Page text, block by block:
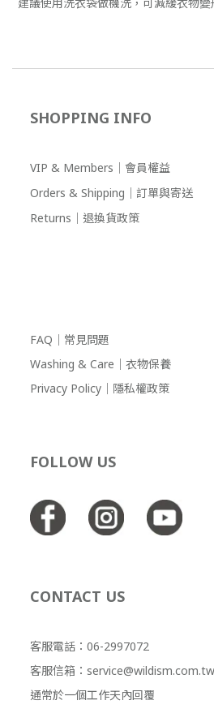
建議使用洗衣袋做機洗，可減緩衣物
SHOPPING INFO
VIP & Members｜會員權益
Orders & Shipping｜訂單與寄送
Returns｜退換貨政策
FAQ｜常見問題
Washing & Care｜衣物保養
Privacy Policy｜隱私權政策
FOLLOW US
CONTACT US
客服電話：06-2997072
客服信箱：service@wildism.com.tw
通常於一個工作天內回覆